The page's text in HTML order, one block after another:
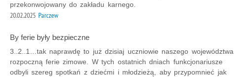
przekonwojowany do zakładu karnego.
20.02.2025 Parczew
By ferie były bezpieczne
3..2..1…tak naprawdę to już dzisiaj uczniowie naszego województwa
rozpoczną ferie zimowe. W tych ostatnich dniach funkcjonariusze
odbyli szereg spotkań z dziećmi i młodzieżą, aby przypomnieć jak